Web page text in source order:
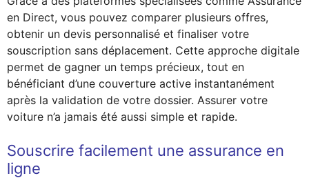
en Direct, vous pouvez comparer plusieurs offres,
obtenir un devis personnalisé et finaliser votre
souscription sans déplacement. Cette approche digitale
permet de gagner un temps précieux, tout en
bénéficiant d’une couverture active instantanément
après la validation de votre dossier. Assurer votre
voiture n’a jamais été aussi simple et rapide.
Souscrire facilement une assurance en
ligne